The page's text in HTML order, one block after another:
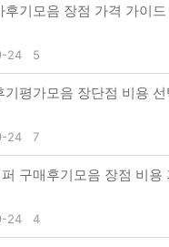
후기모음 장점 가격 가이
24 5
기평가모음 장단점 비용
24 7
구매후기모음 장점 비용
24 4